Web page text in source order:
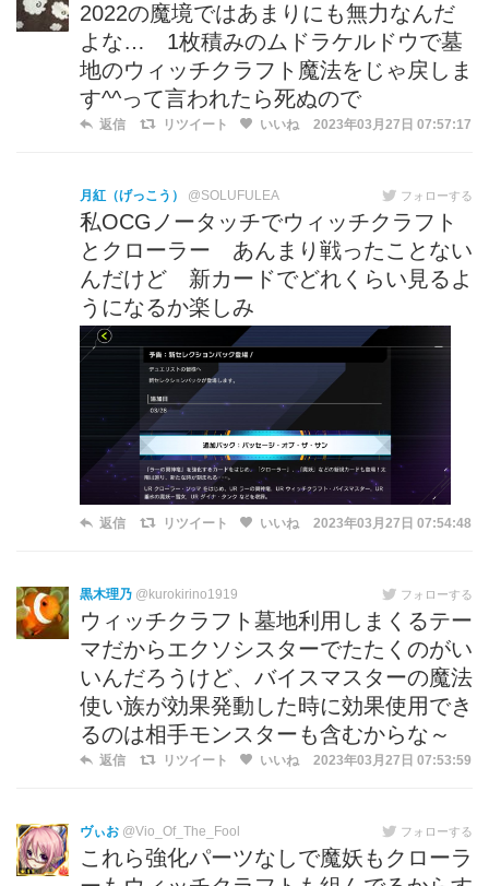
2022の魔境ではあまりにも無力なんだ
よな… 1枚積みのムドラケルドウで墓
地のウィッチクラフト魔法をじゃ戻しま
す^^って言われたら死ぬので
返信 リツイート いいね 2023年03月27日 07:57:17
月紅（げっこう） @SOLUFULEA フォローする
私OCGノータッチでウィッチクラフト
とクローラー あんまり戦ったことない
んだけど 新カードでどれくらい見るよ
うになるか楽しみ
返信 リツイート いいね 2023年03月27日 07:54:48
黒木理乃 @kurokirino1919 フォローする
ウィッチクラフト墓地利用しまくるテー
マだからエクソシスターでたたくのがい
いんだろうけど、バイスマスターの魔法
使い族が効果発動した時に効果使用でき
るのは相手モンスターも含むからな～
返信 リツイート いいね 2023年03月27日 07:53:59
ヴぃお @Vio_Of_The_Fool フォローする
これら強化パーツなしで魔妖もクローラ